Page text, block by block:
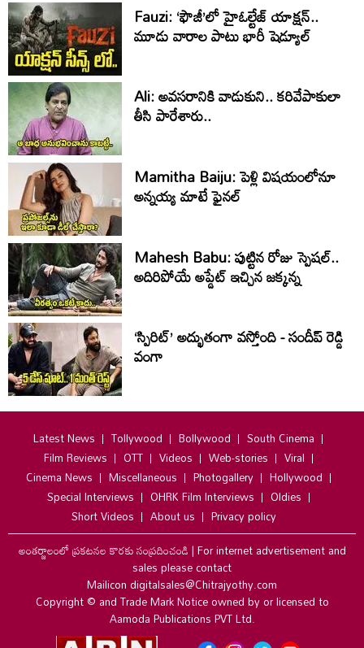
Fauzi: ‘ఫౌజీ’లో హైఓల్టేజ్‌ యాక్షన్‌..
మూడు వారాల పాటు భారీ షెడ్యూల్‌
Ali: అవసరానికి వాడుకుని.. కరివేపాకులా
తీసి పారేశారు..
Mamitha Baiju: పెళ్లి విషయంలోనూ
అన్నయ్య మాటే ఫైనల్‌
Mahesh Babu: పుట్టిన రోజు స్పెషల్..
అదిరిపోయే అప్డేట్ ఇచ్చిన జక్కన్న
‘స్పిరిట్’ అద్భుతంగా వస్తోంది - సందీప్ రెడ్డి
వంగా
Latest News Tollywood Bollywood
South Cinema
Film Reviews
OTT Videos Web-stories
Viral
Cinema News
Miscellaneous Photogallery
Hollywood
Special Interviews
OHRK Film Interviews
Oldies
Short Videos
About us
Privacy policy
అంతర్జాలంలో ప్రకటనల కొరకు సంప్రదించండి|For internet advertisement and
sales please contact
Mailicon digitalsales@Chitrajyothy.com
Copyright © and Trade Mark Notice owned by or licensed to
Aamoda Publications PVT Ltd.